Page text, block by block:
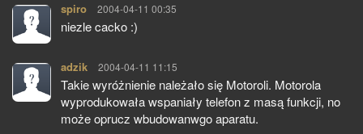
spiro pisze:
2004-04-11 00:35
niezle cacko :)
adzik pisze:
2004-04-11 11:15
Takie wyróżnienie należało się Motoroli. Motorola
wyprodukowała wspaniały telefon z masą funkcji, no
może oprucz wbudowanwgo aparatu.